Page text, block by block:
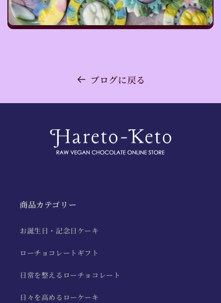
ブログに戻る
商品カテゴリー
お誕生日・記念日ケーキ
ローチョコレートギフト
日常を整えるローチョコレート
日々を高めるローケーキ